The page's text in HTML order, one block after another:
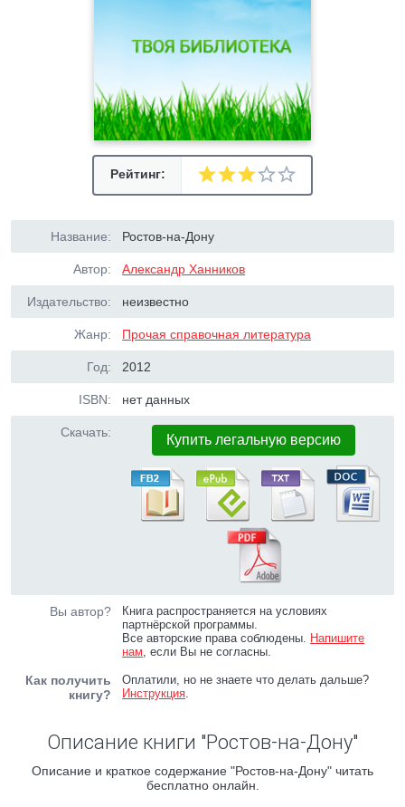
Рейтинг:
Название: Ростов-на-Дону
Автор: Александр Ханников
Издательство: неизвестно
Жанр: Прочая справочная литература
Год: 2012
ISBN: нет данных
Скачать: Купить легальную версию
Вы автор?
Книга распространяется на условиях
партнёрской программы.
Все авторские права соблюдены. Напишите
нам, если Вы не согласны.
Как получить
книгу?
Оплатили, но не знаете что делать дальше?
Инструкция.
Описание книги "Ростов-на-Дону"
Описание и краткое содержание "Ростов-на-Дону" читать
бесплатно онлайн.